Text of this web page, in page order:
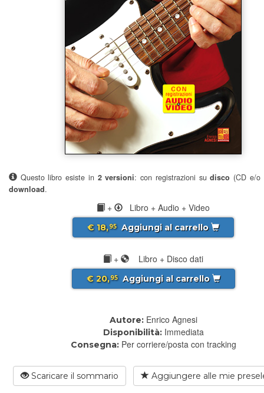
Questo libro esiste in 2 versioni: con registrazioni sudisco (CD e/o
download.
+ Libro + Audio + Video
€ 18,95 Aggiungi al carrello
+ Libro + Disco dati
€ 20,95 Aggiungi al carrello
Autore: Enrico Agnesi
Disponibilità: Immediata
Consegna: Per corriere/posta con tracking
Scaricare il sommario Aggiungere alle mie